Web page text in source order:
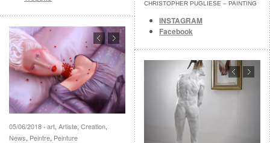
CHRISTOPHER PUGLIESE – PAINTING
INSTAGRAM
Facebook
05/06/2018 · art, Artiste, Creation,
News, Peintre, Peinture